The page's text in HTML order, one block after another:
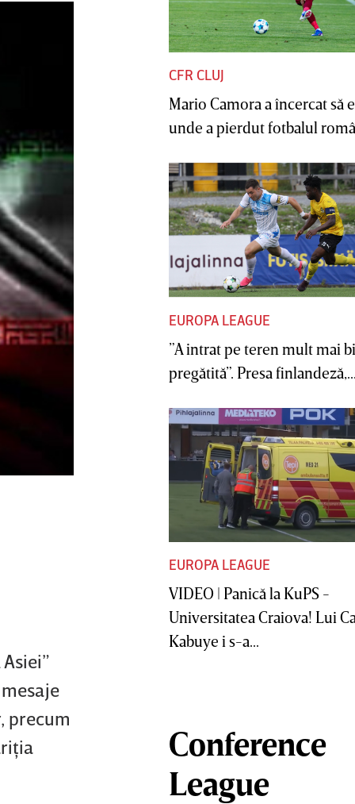
precum
CFR CLUJ
Mario Camora a încercat să
unde a pierdut fotbalul
EUROPA LEAGUE
”A intrat pe teren mult mai
pregătită”. Presa
EUROPA LEAGUE
VIDEO | Panică la KuPS -
Universitatea Craiova! Lui
Kabuye i s-a...
Conference
League